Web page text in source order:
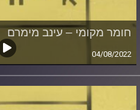
חומר מקומי – עינב מימרם
04/08/2022